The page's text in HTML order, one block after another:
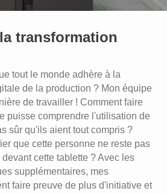
transformation
tout le monde adhère à la
de la production ? Mon équipe
de travailler ! Comment faire
puisse comprendre l'utilisation de
sûr qu'ils aient tout compris ?
que cette personne ne reste pas
cette tablette ? Avec les
supplémentaires, mes
faire preuve de plus d'initiative et
avec vos